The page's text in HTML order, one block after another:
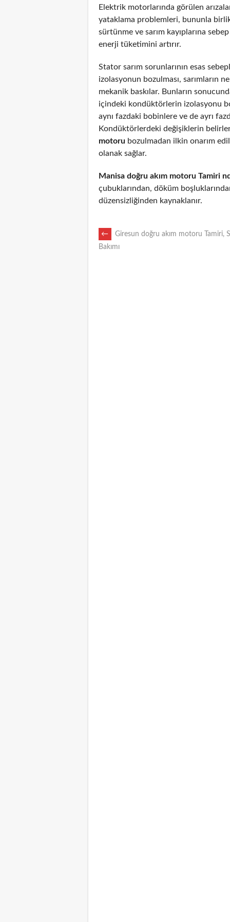
Elektrik motorlarında görülen
yataklama problemleri, bununla
sürtünme ve sarım kayıplarına
enerji tüketimini artırır.
Stator sarım sorunlarının esas
izolasyonun bozulması, sarımların
mekanik baskılar. Bunların
içindeki kondüktörlerin izolasyonu
aynı fazdaki bobinlere ve de ayrı
Kondüktörlerdeki değişiklerin
motoru bozulmadan ilkin onarım
olanak sağlar.
Manisa doğru akım motoru Tamiri
çubuklarından, döküm
düzensizliğinden kaynaklanır.
POST
←
Giresun doğru akım motoru Tamiri,
Bakımı